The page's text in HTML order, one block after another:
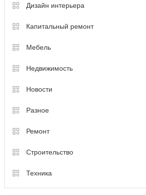
Дизайн интерьера
Капитальный ремонт
Мебель
Недвижимость
Новости
Разное
Ремонт
Строительство
Техника